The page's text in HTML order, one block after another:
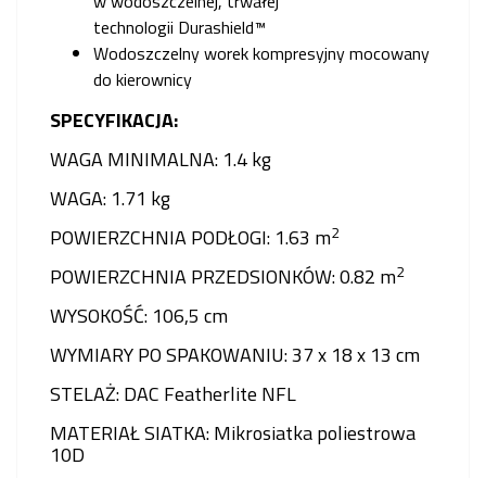
technologii Durashield™
Wodoszczelny worek kompresyjny mocowany
do kierownicy
SPECYFIKACJA:
WAGA MINIMALNA: 1.4 kg
WAGA: 1.71 kg
POWIERZCHNIA PODŁOGI: 1.63 m2
POWIERZCHNIA PRZEDSIONKÓW: 0.82 m2
WYSOKOŚĆ: 106,5 cm
WYMIARY PO SPAKOWANIU: 37 x 18 x 13 cm
STELAŻ: DAC Featherlite NFL
MATERIAŁ SIATKA: Mikrosiatka poliestrowa
10D